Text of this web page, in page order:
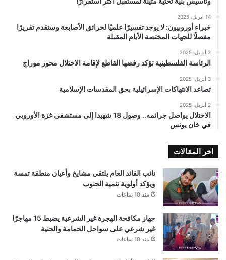
14 أبريل، 2025
خبراء أوروبيون: لا يوجد تفسيرًا علميًا لحرائق الأصابعة وسنقدم تقريرًا
مفصلًا للجهات المختصة الأيام المقبلة
2 أبريل، 2025
الرئاسة الفلسطينية تؤكد رفضها القاطع لإقامة الاحتلال محور موراج
3 أبريل، 2025
تصاعد الانتهاكات الإسرائيلية بحق المقدسات الإسلامية
2 أبريل، 2025
الاحتلال يواصل جرائمه.. وصول 18 شهيدا إلى مستشفى غزة الأوروبي
في خان يونس
اخر المقالات
نائب القائد العام يلتقي مشايخ وأعيان منطقة تمسة
ويؤكد أولوية تنمية الجنوب
منذ 10 ساعات
جهاز مكافحة الهجرة غير الشرعية يضبط 15 مهاجرًا
غير شرعي على سواحل الحمامة والحنية
منذ 10 ساعات